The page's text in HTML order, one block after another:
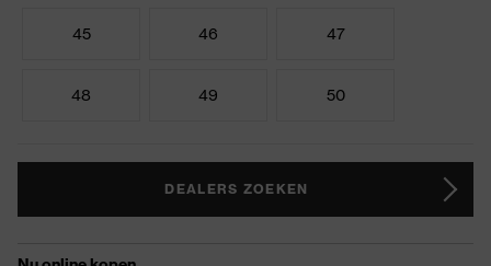
45 46 47
48 49 50
DEALERS ZOEKEN